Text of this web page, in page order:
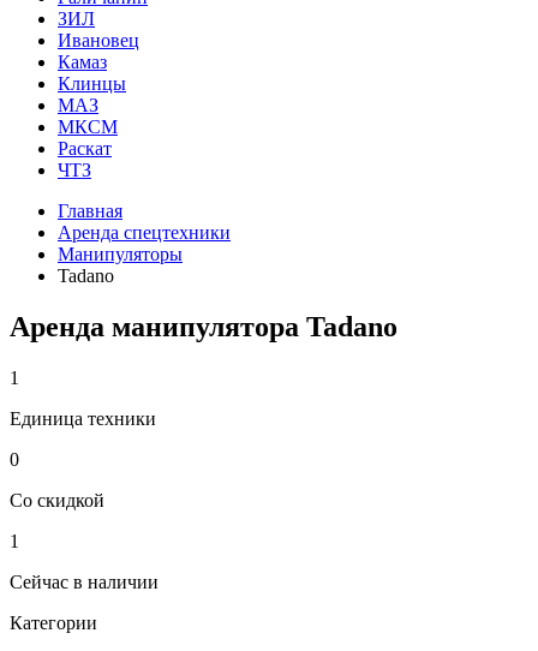
ЗИЛ
Ивановец
Камаз
Клинцы
МАЗ
МКСМ
Раскат
ЧТЗ
Главная
Аренда спецтехники
Манипуляторы
Tadano
Аренда манипулятора Tadano
1
Единица техники
0
Со скидкой
1
Сейчас в наличии
Категории